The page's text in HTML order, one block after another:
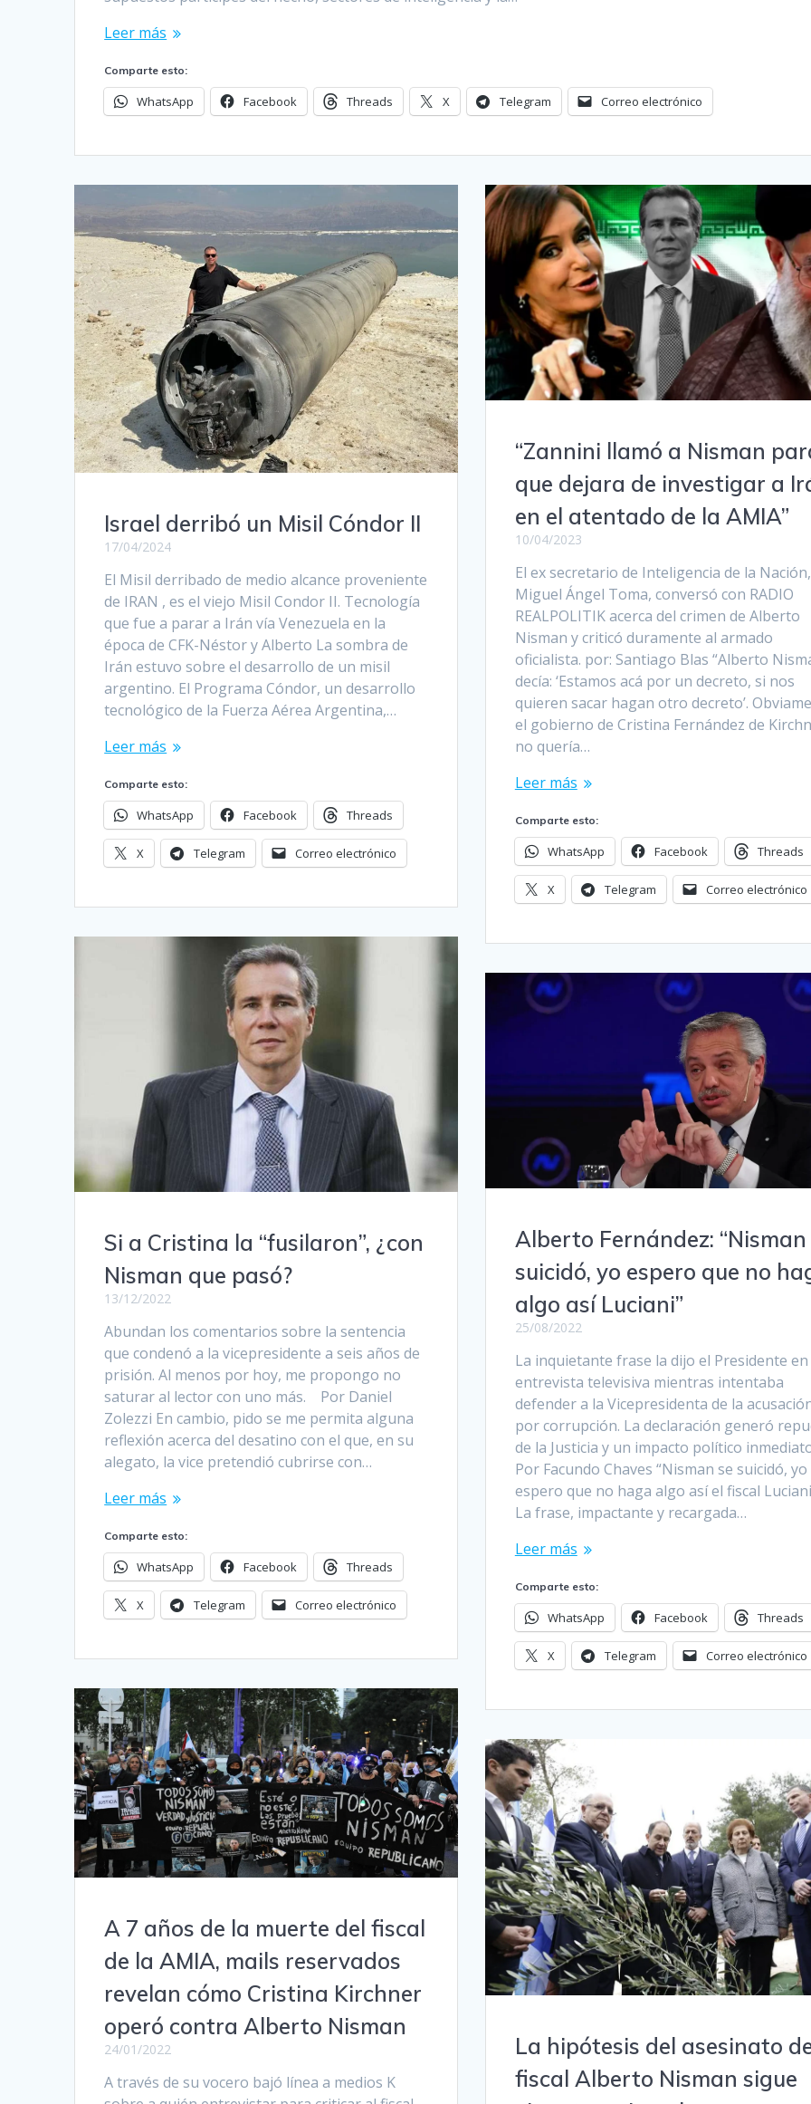
Leer más
Comparte esto:
WhatsApp Facebook Threads X Telegram Correo electrónico
Israel derribó un Misil Cóndor II
17/04/2024
El Misil derribado de medio alcance proveniente
de IRAN , es el viejo Misil Condor II. Tecnología
que fue a parar a Irán vía Venezuela en la
época de CFK-Néstor y Alberto La sombra de
Irán estuvo sobre el desarrollo de un misil
argentino. El Programa Cóndor, un desarrollo
tecnológico de la Fuerza Aérea Argentina,…
Leer más
Comparte esto:
WhatsApp Facebook Threads
X Telegram Correo electrónico
“Zannini llamó a Nisman
que dejara de investigar a
en el atentado de la AMIA”
10/04/2023
El ex secretario de Inteligencia de la Nación,
Miguel Ángel Toma, conversó con RADIO
REALPOLITIK acerca del crimen de Alberto
Nisman y criticó duramente al armado
oficialista. por: Santiago Blas “Alberto
decía: ‘Estamos acá por un decreto, si nos
quieren sacar hagan otro decreto’.
el gobierno de Cristina Fernández de
no quería…
Leer más
Comparte esto:
WhatsApp Facebook Threads
X Telegram Correo electrónico
Si a Cristina la “fusilaron”, ¿con
Nisman que pasó?
13/12/2022
Abundan los comentarios sobre la sentencia
que condenó a la vicepresidente a seis años de
prisión. Al menos por hoy, me propongo no
saturar al lector con uno más. ­ Por Daniel
Zolezzi En cambio, pido se me permita alguna
reflexión acerca del desatino con el que, en su
alegato, la vice pretendió cubrirse con…
Leer más
Comparte esto:
WhatsApp Facebook Threads
X Telegram Correo electrónico
Alberto Fernández: “Nisman
suicidó, yo espero que no
algo así Luciani”
25/08/2022
La inquietante frase la dijo el Presidente
entrevista televisiva mientras intentaba
defender a la Vicepresidenta de la
por corrupción. La declaración generó
de la Justicia y un impacto político
Por Facundo Chaves “Nisman se suicidó, yo
espero que no haga algo así el fiscal
La frase, impactante y recargada…
Leer más
Comparte esto:
WhatsApp Facebook Threads
X Telegram Correo electrónico
A 7 años de la muerte del fiscal
de la AMIA, mails reservados
revelan cómo Cristina Kirchner
operó contra Alberto Nisman
24/01/2022
A través de su vocero bajó línea a medios K
La hipótesis del asesinato
fiscal Alberto Nisman sigue